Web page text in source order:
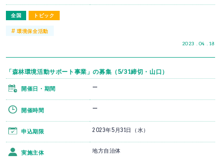
全国 トピック
2023 . 04 . 18
#環境保全活動
「森林環境活動サポート事業」の募集（5/31締切・山口）
開催日・期間 ー
開催時間 ー
申込期限 2023年5月31日（水）
実施主体 地方自治体